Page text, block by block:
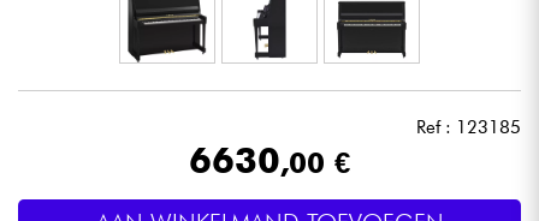
Ref : 123185
6630,00 €